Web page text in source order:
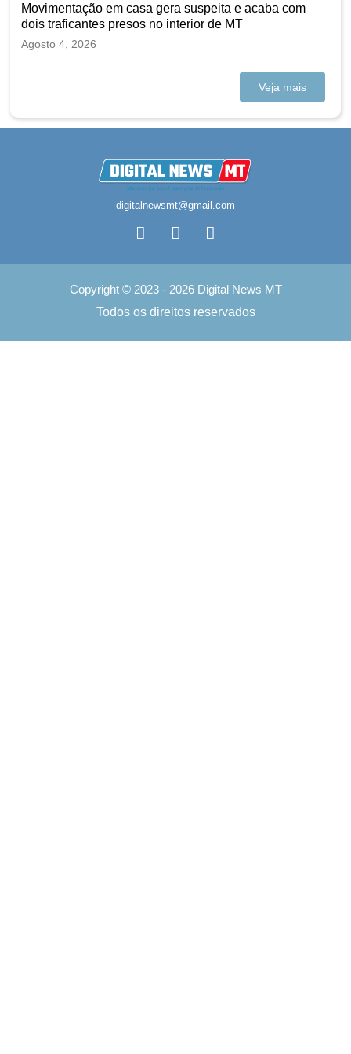
Movimentação em casa gera suspeita e acaba com
dois traficantes presos no interior de MT
Agosto 4, 2026
Veja mais
digitalnewsmt@gmail.com
Copyright © 2023 - 2026 Digital News MT
Todos os direitos reservados